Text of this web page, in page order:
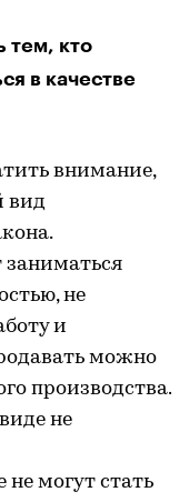
тем, кто
в качестве
внимание,
вид
заниматься
не
и
можно
производства.
не
не могут стать